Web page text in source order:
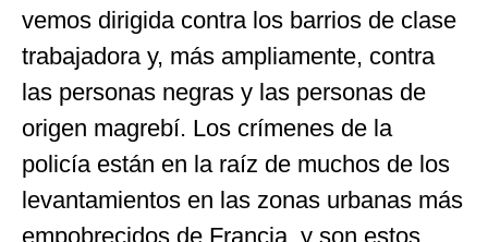
vemos dirigida contra los barrios de clase
trabajadora y, más ampliamente, contra
las personas negras y las personas de
origen magrebí. Los crímenes de la
policía están en la raíz de muchos de los
levantamientos en las zonas urbanas más
empobrecidos de Francia, y son estos